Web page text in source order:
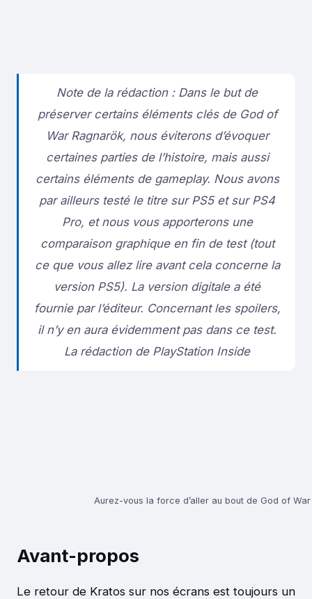
Note de la rédaction : Dans le but de
préserver certains éléments clés de God of
War Ragnarök, nous éviterons d’évoquer
certaines parties de l’histoire, mais aussi
certains éléments de gameplay. Nous avons
par ailleurs testé le titre sur PS5 et sur PS4
Pro, et nous vous apporterons une
comparaison graphique en fin de test (tout
ce que vous allez lire avant cela concerne la
version PS5). La version digitale a été
fournie par l’éditeur. Concernant les spoilers,
il n’y en aura évidemment pas dans ce test.
La rédaction de PlayStation Inside
Aurez-vous la force d’aller au bout de God of War
Avant-propos
Le retour de Kratos sur nos écrans est toujours un